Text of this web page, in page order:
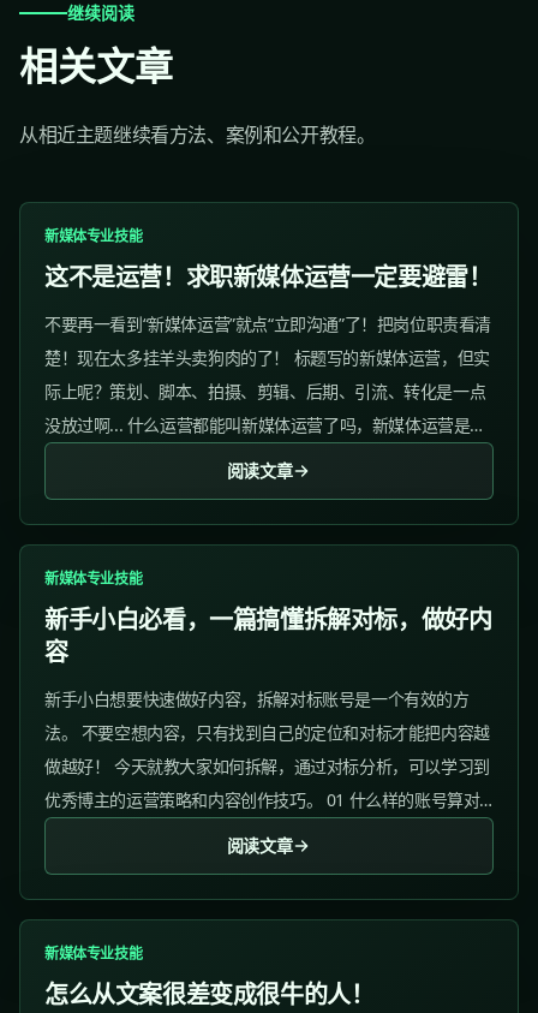
继续阅读
相关文章
从相近主题继续看方法、案例和公开教程。
新媒体专业技能
这不是运营！求职新媒体运营一定要避雷！
不要再一看到“新媒体运营”就点“立即沟通”了！把岗位职责看清
楚！现在太多挂羊头卖狗肉的了！ 标题写的新媒体运营，但实
际上呢？策划、脚本、拍摄、剪辑、后期、引流、转化是一点
没放过啊... 什么运营都能叫新媒体运营了吗，新媒体运营是运
营界大王吗？啥都要管！...
阅读文章
新媒体专业技能
新手小白必看，一篇搞懂拆解对标，做好内
容
新手小白想要快速做好内容，拆解对标账号是一个有效的方
法。 不要空想内容，只有找到自己的定位和对标才能把内容越
做越好！ 今天就教大家如何拆解，通过对标分析，可以学习到
优秀博主的运营策略和内容创作技巧。 01 什么样的账号算对
标? 1）确定你想要做的领域...
阅读文章
新媒体专业技能
怎么从文案很差变成很牛的人！